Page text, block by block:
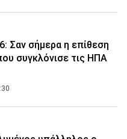
Σαν σήμερα η επίθεση
συγκλόνισε τις ΗΠΑ